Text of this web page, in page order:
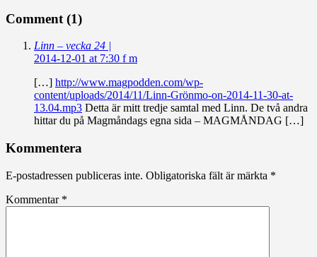
Comment (1)
Linn – vecka 24 |
2014-12-01 at 7:30 f m
[…] http://www.magpodden.com/wp-
content/uploads/2014/11/Linn-Grönmo-on-2014-11-30-at-
13.04.mp3 Detta är mitt tredje samtal med Linn. De två andra
hittar du på Magmåndags egna sida – MAGMÅNDAG […]
Kommentera
E-postadressen publiceras inte. Obligatoriska fält är märkta *
Kommentar *